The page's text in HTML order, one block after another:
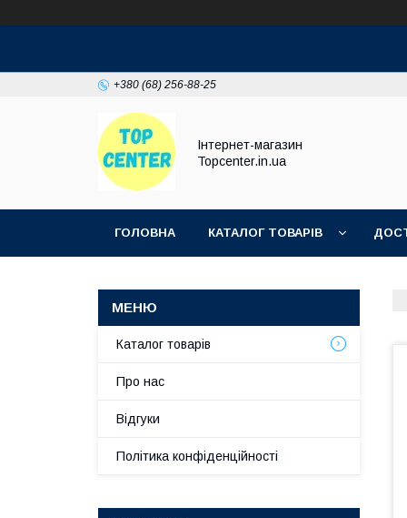
+380 (68) 256-88-25
Інтернет-магазин
Topcenter.in.ua
ГОЛОВНА КАТАЛОГ ТОВАРІВ
Каталог товарів
Про нас
Відгуки
Політика конфіденційності